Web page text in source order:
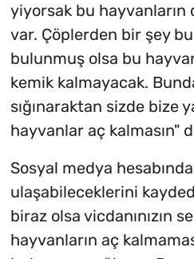
yiyorsak bu hayvanların
var. Çöplerden bir şey
bulunmuş olsa bu
kemik kalmayacak.
sığınaraktan sizde bize
hayvanlar aç kalmasın"
Sosyal medya
ulaşabileceklerini
biraz olsa vicdanınızın
hayvanların aç